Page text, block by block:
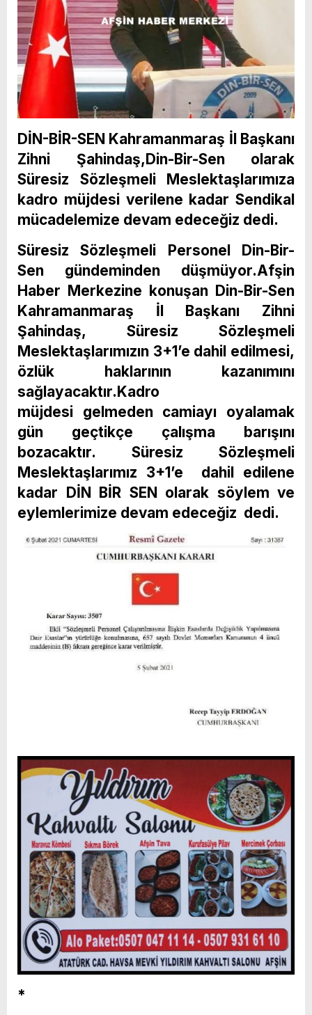
DİN-BİR-SEN Kahramanmaraş İl Başkanı
Zihni Şahindaş,Din-Bir-Sen olarak
Süresiz Sözleşmeli Meslektaşlarımıza
kadro müjdesi verilene kadar Sendikal
mücadelemize devam edeceğiz dedi.
Süresiz Sözleşmeli Personel Din-Bir-
Sen gündeminden düşmüyor.Afşin
Haber Merkezine konuşan Din-Bir-Sen
Kahramanmaraş İl Başkanı Zihni
Şahindaş, Süresiz Sözleşmeli
Meslektaşlarımızın 3+1’e dahil edilmesi,
özlük haklarının kazanımını
sağlayacaktır.Kadro
müjdesi gelmeden camiayı oyalamak
gün geçtikçe çalışma barışını
bozacaktır. Süresiz Sözleşmeli
Meslektaşlarımız 3+1’e dahil edilene
kadar DİN BİR SEN olarak söylem ve
eylemlerimize devam edeceğiz dedi.
*